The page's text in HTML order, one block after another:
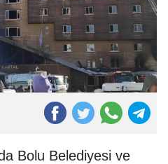
Bolu Belediyesi ve